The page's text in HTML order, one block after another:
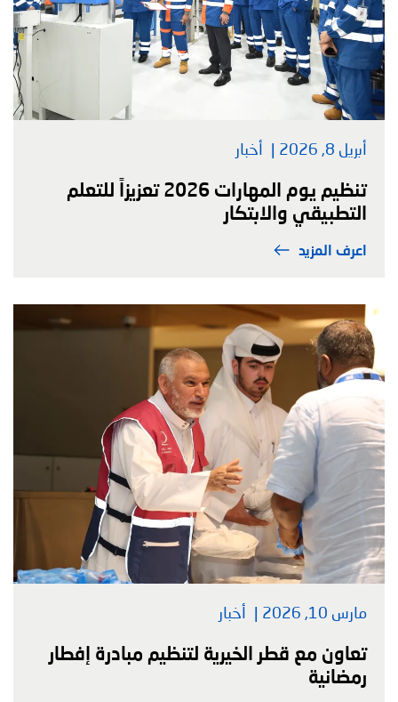
أبريل 8, 2026 أخبار
تنظيم يوم المهارات 2026 تعزيزاً للتعلم
التطبيقي والابتكار
اعرف المزيد
مارس 10, 2026 أخبار
تعاون مع قطر الخيرية لتنظيم مبادرة إفطار
رمضانية